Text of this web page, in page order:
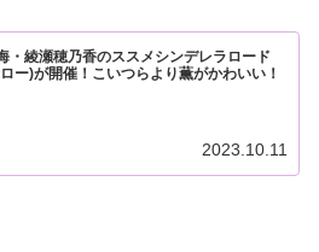
・綾瀬穂乃香のススメシンデレラロード
ー)が開催！こいつらより薫がかわいい！
2023.10.11